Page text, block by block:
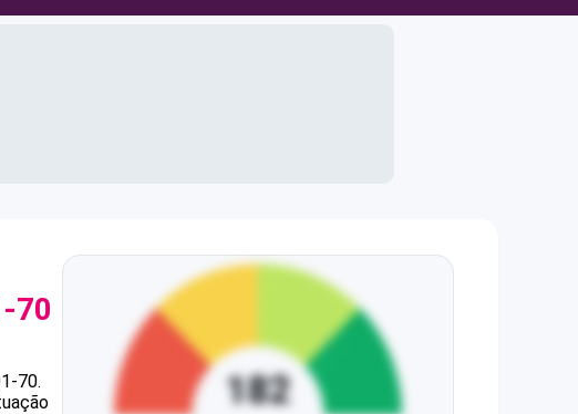
70
70.